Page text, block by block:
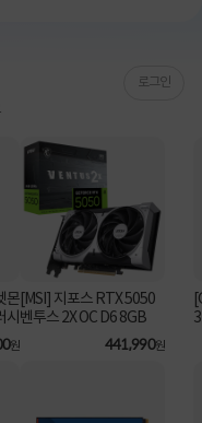
로그인
몬
시
원
[MSI] 지포스 RTX 5050
벤투스 2X OC D6 8GB
441,990원